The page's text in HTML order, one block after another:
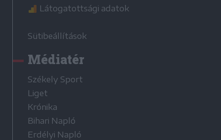
Látogatottsági adatok
Sütibeállítások
Médiatér
Székely Sport
Liget
Krónika
Bihari Napló
Erdélyi Napló